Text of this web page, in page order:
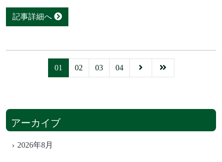
記事詳細へ
01 02 03 04
アーカイブ
2026年8月